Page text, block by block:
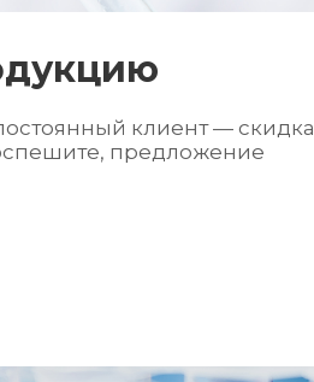
клиент — скидка
предложение